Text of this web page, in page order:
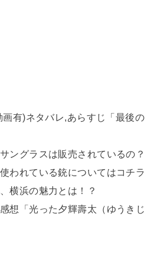
有)ネタバレ,あらすじ「最後の
ングラスは販売されているの？
われている銃についてはコチラ
横浜の魅力とは！？
想「光った夕輝壽太（ゆうきじ